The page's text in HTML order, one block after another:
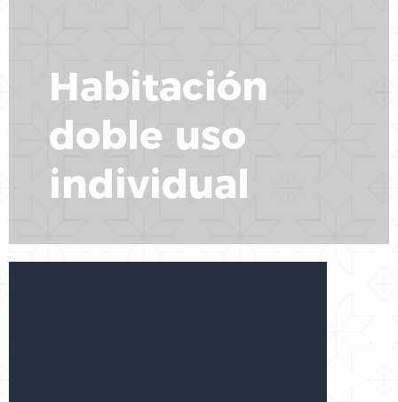
Habitación
doble uso
individual